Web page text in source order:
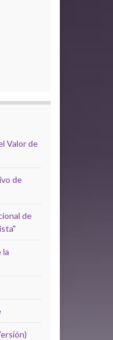
Valor de
de
de
la